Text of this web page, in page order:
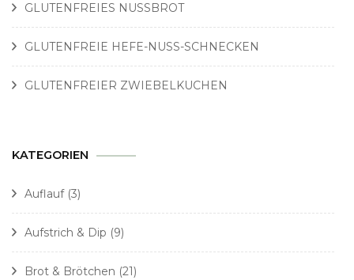
GLUTENFREIES NUSSBROT
GLUTENFREIE HEFE-NUSS-SCHNECKEN
GLUTENFREIER ZWIEBELKUCHEN
KATEGORIEN
Auflauf(3)
Aufstrich & Dip (9)
Brot & Brötchen (21)